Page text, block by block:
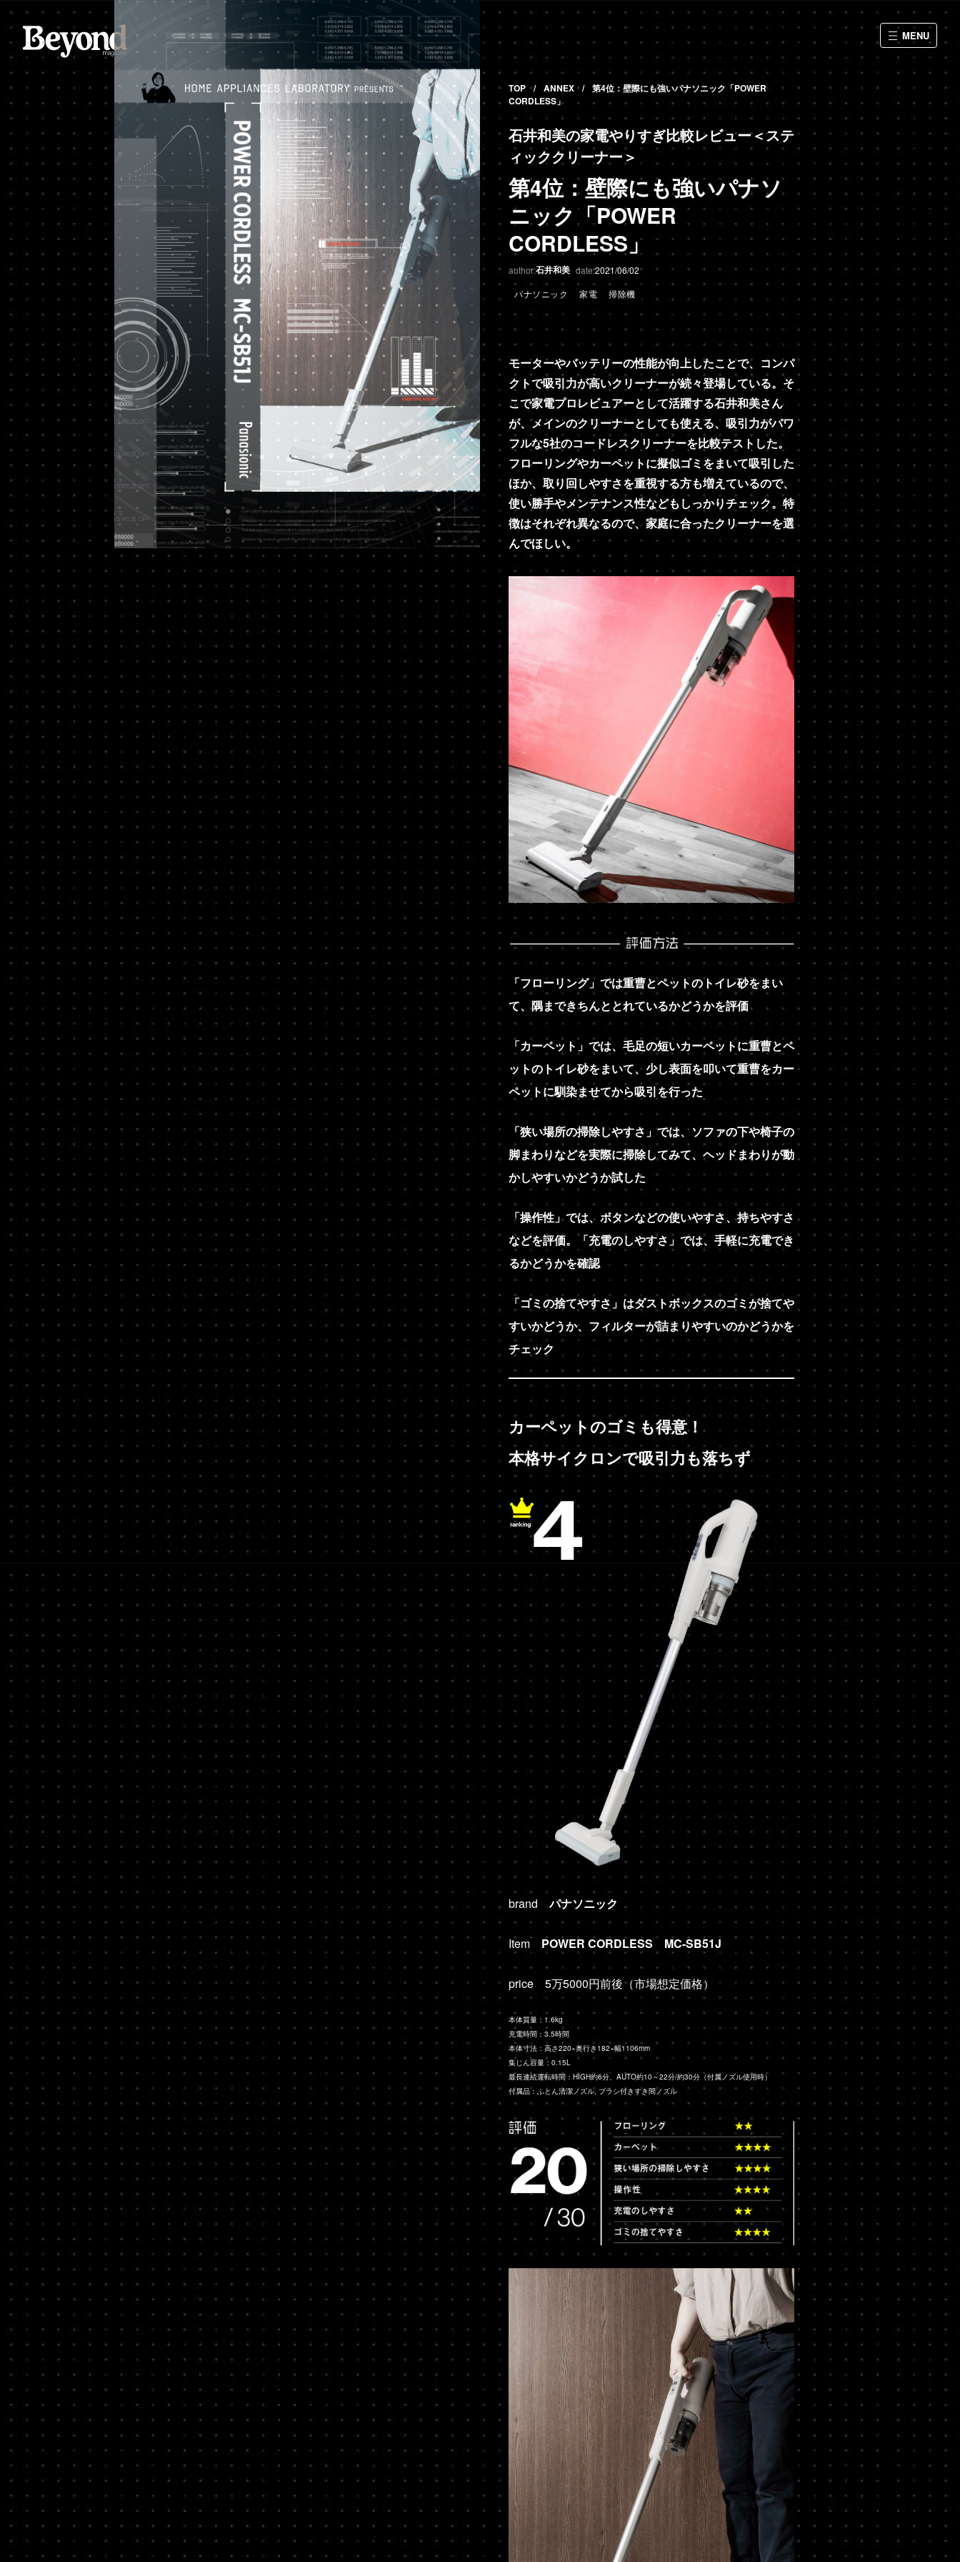
MENU
TOP ANNEX
第4位：壁際にも強いパナソニック「POWER
CORDLESS」
石井和美の家電やりすぎ比較レビュー＜ステ
ィッククリーナー＞
第4位：壁際にも強いパナソ
ニック「POWER
CORDLESS」
author:石井和美 date:2021/06/02
パナソニック
家電 掃除機
モーターやバッテリーの性能が向上したことで、コンパ
クトで吸引力が高いクリーナーが続々登場している。そ
こで家電プロレビュアーとして活躍する石井和美さん
が、メインのクリーナーとしても使える、吸引力がパワ
フルな5社のコードレスクリーナーを比較テストした。
フローリングやカーペットに擬似ゴミをまいて吸引した
ほか、取り回しやすさを重視する方も増えているので、
使い勝手やメンテナンス性などもしっかりチェック。特
徴はそれぞれ異なるので、家庭に合ったクリーナーを選
んでほしい。
「フローリング」では重曹とペットのトイレ砂をまい
て、隅まできちんととれているかどうかを評価
「カーペット」では、毛足の短いカーペットに重曹とペ
ットのトイレ砂をまいて、少し表面を叩いて重曹をカー
ペットに馴染ませてから吸引を行った
「狭い場所の掃除しやすさ」では、ソファの下や椅子の
脚まわりなどを実際に掃除してみて、ヘッドまわりが動
かしやすいかどうか試した
「操作性」では、ボタンなどの使いやすさ、持ちやすさ
などを評価。「充電のしやすさ」では、手軽に充電でき
るかどうかを確認
「ゴミの捨てやすさ」はダストボックスのゴミが捨てや
すいかどうか、フィルターが詰まりやすいのかどうかを
チェック
カーペットのゴミも得意！
本格サイクロンで吸引力も落ちず
brandパナソニック
Item POWER CORDLESS MC-SB51J
price 5万5000円前後（市場想定価格）
本体質量：1.6kg
充電時間：3.5時間
本体寸法：高さ220×奥行き182×幅1106mm
集じん容量：0.15L
最長連続運転時間：HIGH約6分、AUTO約10～22分/約30分（付属ノズル使用時）
付属品：ふとん清潔ノズル, ブラシ付きすき間ノズル